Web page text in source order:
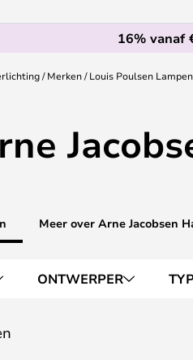
16% vanaf
Merken Louis Poulsen Lampen
Meer over Arne Jacobsen
ONTWERPER